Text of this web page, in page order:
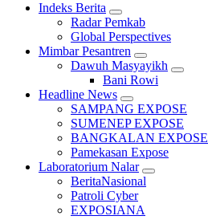
Indeks Berita
Radar Pemkab
Global Perspectives
Mimbar Pesantren
Dawuh Masyayikh
Bani Rowi
Headline News
SAMPANG EXPOSE
SUMENEP EXPOSE
BANGKALAN EXPOSE
Pamekasan Expose
Laboratorium Nalar
BeritaNasional
Patroli Cyber
EXPOSIANA